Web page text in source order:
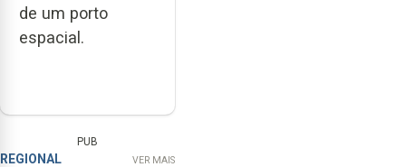
de um porto
espacial.
PUB
REGIONAL VER MAIS